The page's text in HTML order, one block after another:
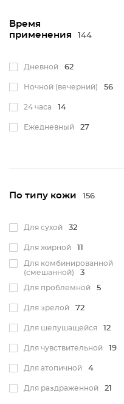
Время
применения
144
Дневной 62
Ночной (вечерний) 56
24 часа 14
Ежедневный 27
По типу кожи 156
Для сухой 32
Для жирной 11
Для комбинированной
(смешанной)
3
Для проблемной 5
Для зрелой 72
Для шелушащейся 12
Для чувствительной 19
Для атопичной 4
Для раздраженной 21